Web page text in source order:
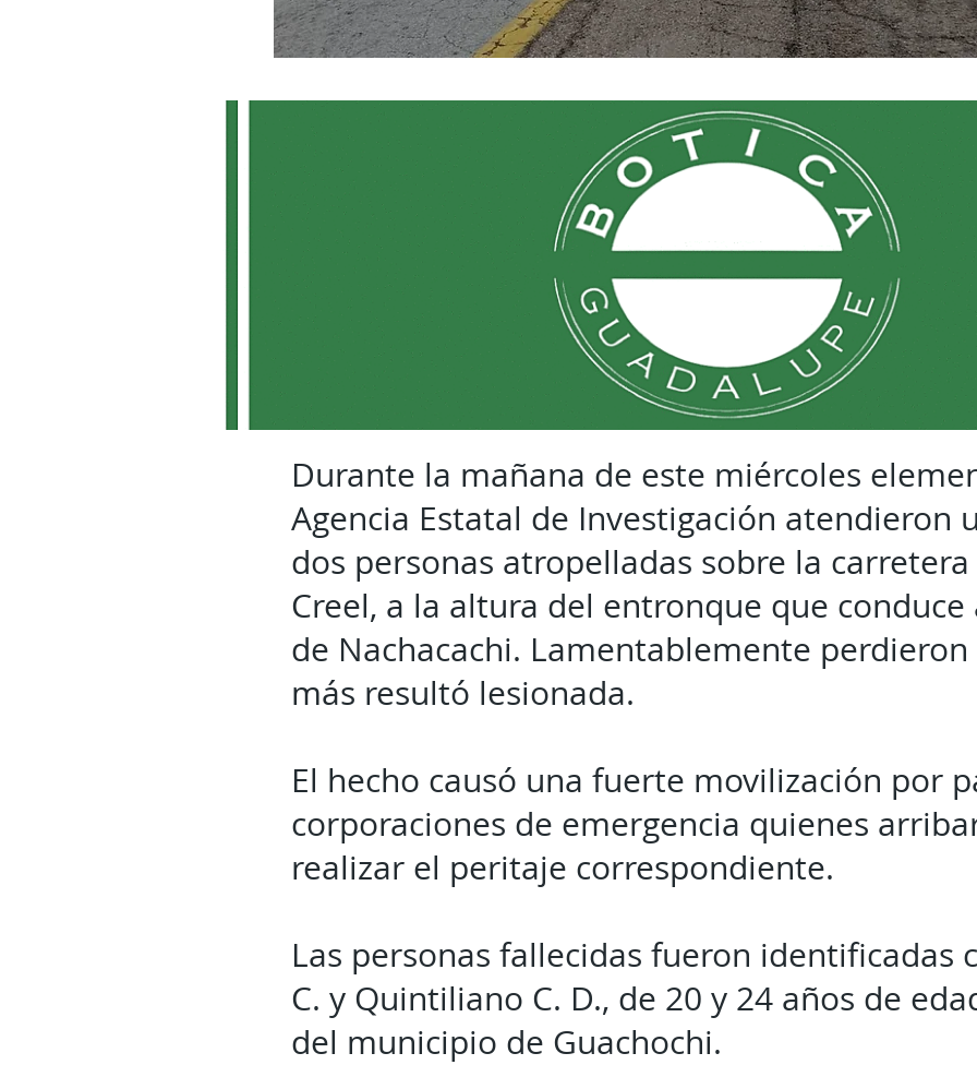
Durante la mañana de este miércoles
Agencia Estatal de Investigación atendieron
dos personas atropelladas sobre la
Creel, a la altura del entronque que
de Nachacachi. Lamentablemente
más resultó lesionada.
El hecho causó una fuerte movilización por
corporaciones de emergencia quienes
realizar el peritaje correspondiente.
Las personas fallecidas fueron identificadas
C. y Quintiliano C. D., de 20 y 24 años de
del municipio de Guachochi.